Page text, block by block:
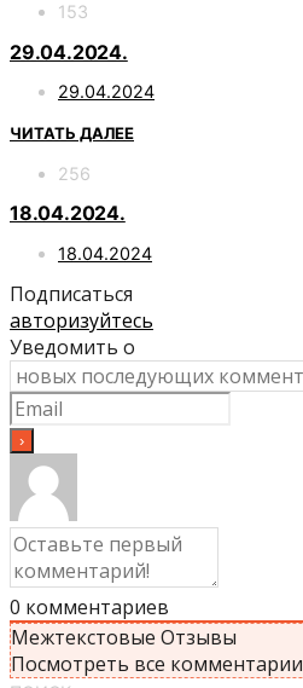
153
29.04.2024.
29.04.2024
ЧИТАТЬ ДАЛЕЕ
256
18.04.2024.
18.04.2024
Подписаться
авторизуйтесь
Уведомить о
0 комментариев
Межтекстовые Отзывы
Посмотреть все комментарии